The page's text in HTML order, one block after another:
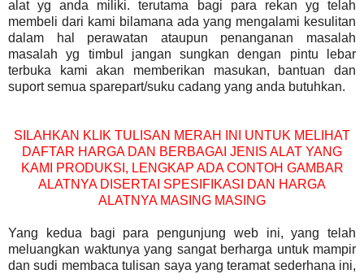
alat yg anda miliki. terutama bagi para rekan yg telah
membeli dari kami bilamana ada yang mengalami kesulitan
dalam hal perawatan ataupun penanganan masalah
masalah yg timbul jangan sungkan dengan pintu lebar
terbuka kami akan memberikan masukan, bantuan dan
suport semua sparepart/suku cadang yang anda butuhkan.
SILAHKAN KLIK TULISAN MERAH INI UNTUK MELIHAT
DAFTAR HARGA DAN BERBAGAI JENIS ALAT YANG
KAMI PRODUKSI, LENGKAP ADA CONTOH GAMBAR
ALATNYA DISERTAI SPESIFIKASI DAN HARGA
ALATNYA MASING MASING
Yang kedua bagi para pengunjung web ini, yang telah
meluangkan waktunya yang sangat berharga untuk mampir
dan sudi membaca tulisan saya yang teramat sederhana ini,